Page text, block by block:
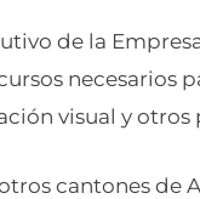
de la
necesarios
visual y
cantones de